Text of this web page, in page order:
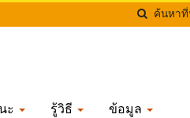
ะ รู้วิธี ข้อมูล